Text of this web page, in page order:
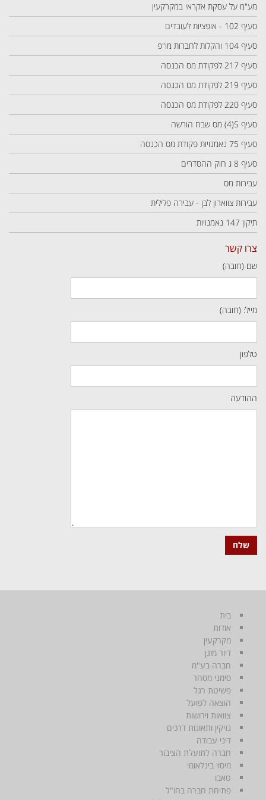
מע"מ על עסקת אקראי במקרקעין
סעיף 102 - אופציות לעובדים
סעיף 104 והקלות לחברות מו"פ
סעיף 217 לפקודת מס הכנסה
סעיף 219 לפקודת מס הכנסה
סעיף 220 לפקודת מס הכנסה
סעיף 5(4) מס שבח הורשה
סעיף 75 נאמנויות פקודת מס הכנסה
סעיף 8 ג חוק ההסדרים
עבירות מס
עבירות צווארון לבן - עבירה פלילית
תיקון 147 נאמנויות
צרו קשר
שם (חובה)
מייל: (חובה)
טלפון
ההודעה
בית
אודות
מקרקעין
דיור מוגן
חברה בע"מ
סימני מסחר
פשיטת רגל
הוצאה לפועל
צוואות וירושות
נזיקין ותאונות דרכים
דיני עבודה
חברה לתועלת הציבור
מיסוי בינלאומי
טאבו
פתיחת חברה בחו"ל